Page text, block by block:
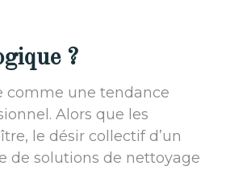
?
comme une tendance
Alors que les
le désir collectif d’un
de solutions de nettoyage